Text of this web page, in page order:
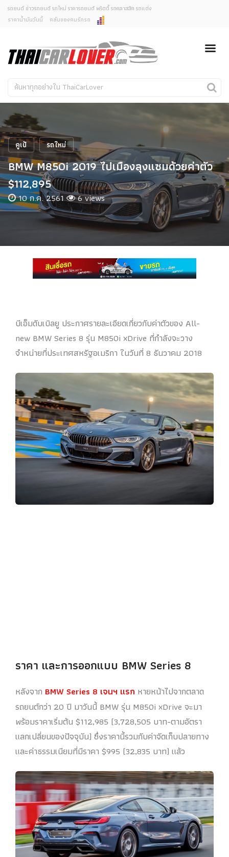
ยกเลิกการแจ้งเตือน
คุณต้องการยกเลิกการแจ้งเตือนข่าวสารเมื่อมีการอัพเดต
ใช่หรือไม่?
ไม่
รถยนต์ ข่าวรถยนต์ รถใหม่ ราคารถยนต์ พริตตี้ รถคลาสสิค รถแต่ง
ราคาน้ำมันวันนี้
คลับของคนรักรถ
รถใหม่
คนรักรถ
รถแต่ง
พริตตี้
งานแสดงรถ
Car In The Movie
สเปคราคา รถยนต์
คูเป้ รถใหม่
BMW M850i 2019 ไปเมืองลุงแซมด้วยค่าตัว
$112,895
10 ก.ค. 2561 6 views
บีเอ็มดับเบิลยู ประกาศรายละเอียดเกี่ยวกับค่าตัวของ All-
new BMW Series 8 รุ่น M850i xDrive ที่กำลังจะวาง
จำหน่ายที่ประเทศสหรัฐอเมริกา ในวันที่ 8 ธันวาคม 2018
ราคา และการออกแบบ BMW Series 8
หลังจาก BMW Series 8 เจนฯ แรก หายหน้าไปจากตลาด
รถยนต์กว่า 20 ปี มาวันนี้ BMW รุ่น M850i xDrive จะมา
พร้อมราคาเริ่มต้น $112,985 (3,728,505 บาท-ตามอัตรา
แลกเปลี่ยนของปัจจุบัน) ซึ่งราคานี้รวมกับค่าจัดเก็บปลายทาง
และค่าธรรมเนียมที่มีราคา $995 (32,835 บาท) แล้ว